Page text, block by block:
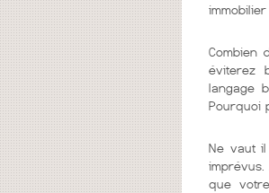
Combien
éviterez
langage
Pourquoi
Ne vaut
que